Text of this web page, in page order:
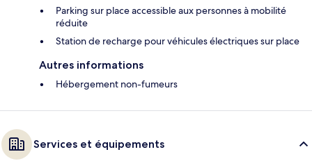
Parking sur place accessible aux personnes à mobilité
réduite
Station de recharge pour véhicules électriques sur place
Autres informations
Hébergement non-fumeurs
Services et équipements